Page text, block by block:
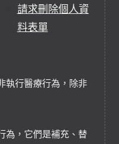
請求刪除個人資
料表單
執行醫療行為，除非
為，它們是補充、替